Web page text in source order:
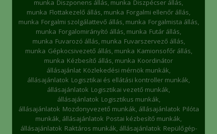
munka Diszponens állás, munka Diszpécser állás,
munka Flottakezelő állás, munka Forgalmi ellenőr állás,
munka Forgalmi szolgálattevő állás, munka Forgalmista állás,
munka Forgalomirányító állás, munka Futár állás,
munka Fuvarozó állás, munka Fuvarszervező állás,
munka Gépkocsivezető állás, munka Kamionsofőr állás,
munka Kézbesítő állás, munka Koordinátor
állásajánlat Közlekedési mérnök munkák,
állásajánlatok Logisztikai és ellátási kontroller munkák,
állásajánlatok Logisztikai vezető munkák,
állásajánlatok Logisztikus munkák,
állásajánlatok Mozdonyvezető munkák, állásajánlatok Pilóta
munkák, állásajánlatok Postai kézbesítő munkák,
állásajánlatok Raktáros munkák, állásajánlatok Repülőgép-